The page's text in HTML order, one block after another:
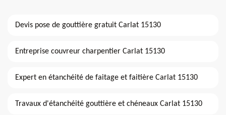
Devis pose de gouttière gratuit Carlat 15130
Entreprise couvreur charpentier Carlat 15130
Expert en étanchéité de faitage et faitière Carlat 15130
Travaux d'étanchéité gouttière et chéneaux Carlat 15130